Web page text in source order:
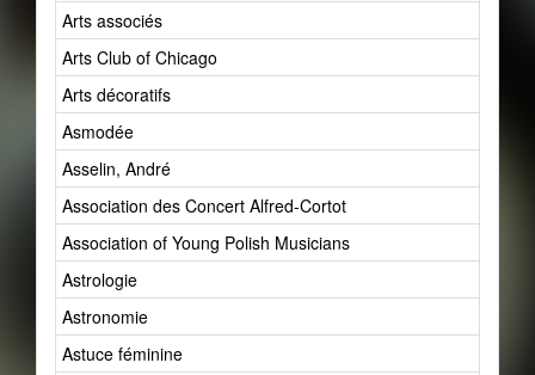
Arts associés
Arts Club of Chicago
Arts décoratifs
Asmodée
Asselin, André
Association des Concert Alfred-Cortot
Association of Young Polish Musicians
Astrologie
Astronomie
Astuce féminine